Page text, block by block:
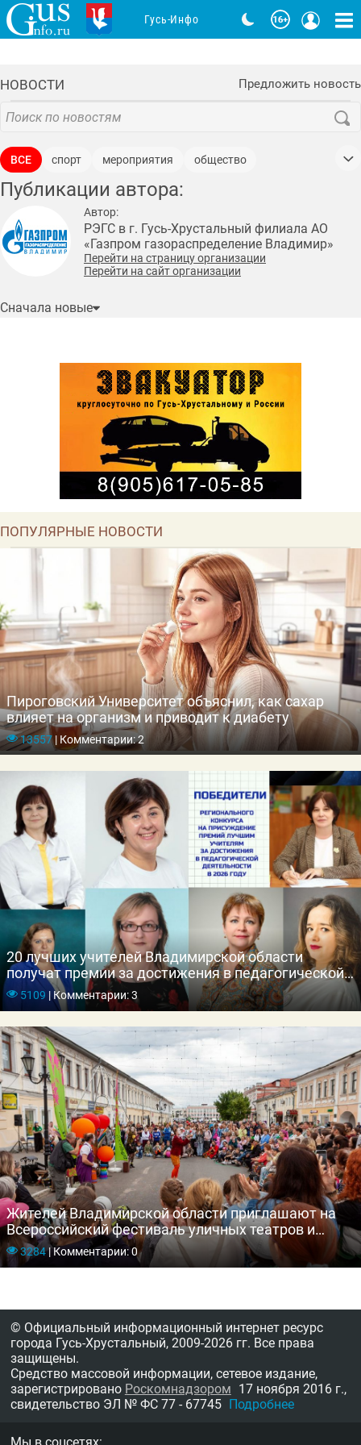
НОВОСТИ Предложить новость
ВСЕ спорт мероприятия
общество
образование
соцполитика
медицина
криминал
дороги бизнес ЖКХ
природа
промышленность
благоустройства
транспорт
туризм
наука животные юмор
Публикации автора:
Автор:
РЭГС в г. Гусь-Хрустальный филиала АО
«Газпром газораспределение Владимир»
Перейти на страницу организации
Перейти на сайт организации
Сначала новые
ПОПУЛЯРНЫЕ НОВОСТИ
Пироговский Университет объяснил, как сахар
влияет на организм и приводит к диабету
13557|Комментарии: 2
20 лучших учителей Владимирской области
получат премии за достижения в педагогической
деятельности
5109 |Комментарии: 3
Жителей Владимирской области приглашают на
Всероссийский фестиваль уличных театров и
театров на улице
3284|Комментарии: 0
Гусь-Инфо
© Официальный информационный интернет ресурс
города Гусь-Хрустальный, 2009-2026 гг. Все права
защищены.
Средство массовой информации, сетевое издание,
зарегистрировано Роскомнадзором 17 ноября 2016 г.,
свидетельство ЭЛ № ФС 77 - 67745 Подробнее
Мы в соцсетях: